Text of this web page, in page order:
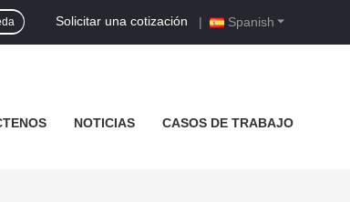
Spanish
Solicitar una cotización |
NOTICIAS CASOS DE TRABAJO